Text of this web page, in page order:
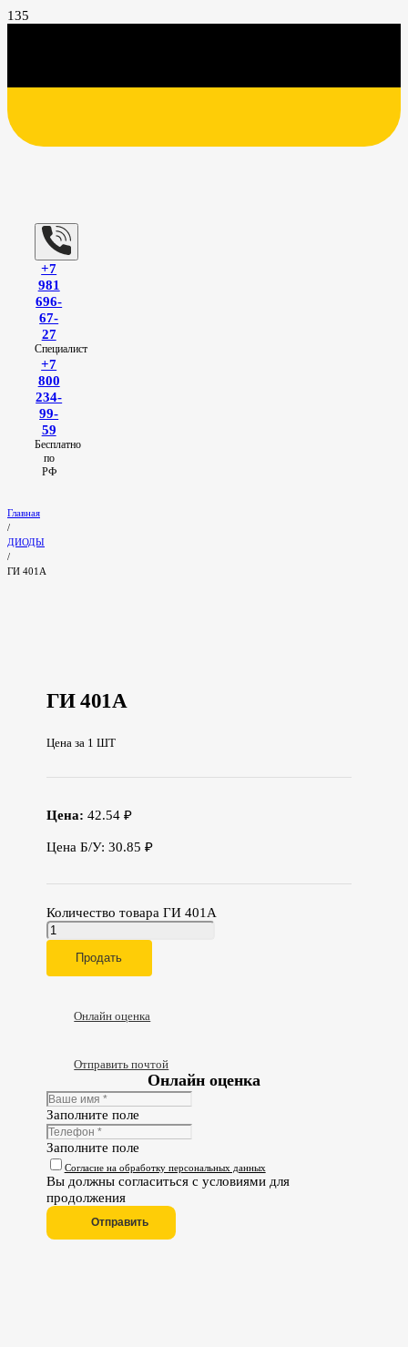
+7
981
696-
67-
27
Специалист
+7
800
234-
99-
59
Бесплатно
по
РФ
Главная
/
ДИОДЫ
/
ГИ 401А
ГИ 401А
Цена за 1 ШТ
Цена: 42.54 ₽
Цена Б/У: 30.85 ₽
Количество товара ГИ 401А
Продать
Онлайн оценка
Отправить почтой
Онлайн оценка
Заполните поле
Заполните поле
Согласие на обработку персональных данных
Вы должны согласиться с условиями для
продолжения
Отправить